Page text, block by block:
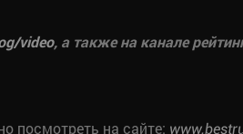
video, а также на канале
посмотреть на сайте: